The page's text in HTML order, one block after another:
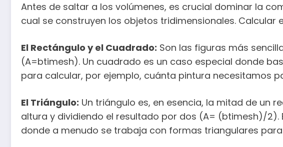
Antes de saltar a los volúmenes, es crucial dominar la
cual se construyen los objetos tridimensionales.
El Rectángulo y el Cuadrado: Son las figuras más
(A=btimesh). Un cuadrado es un caso especial donde
para calcular, por ejemplo, cuánta pintura necesitamos
El Triángulo: Un triángulo es, en esencia, la mitad de un
altura y dividiendo el resultado por dos (A= (btimesh)/
donde a menudo se trabaja con formas triangulares